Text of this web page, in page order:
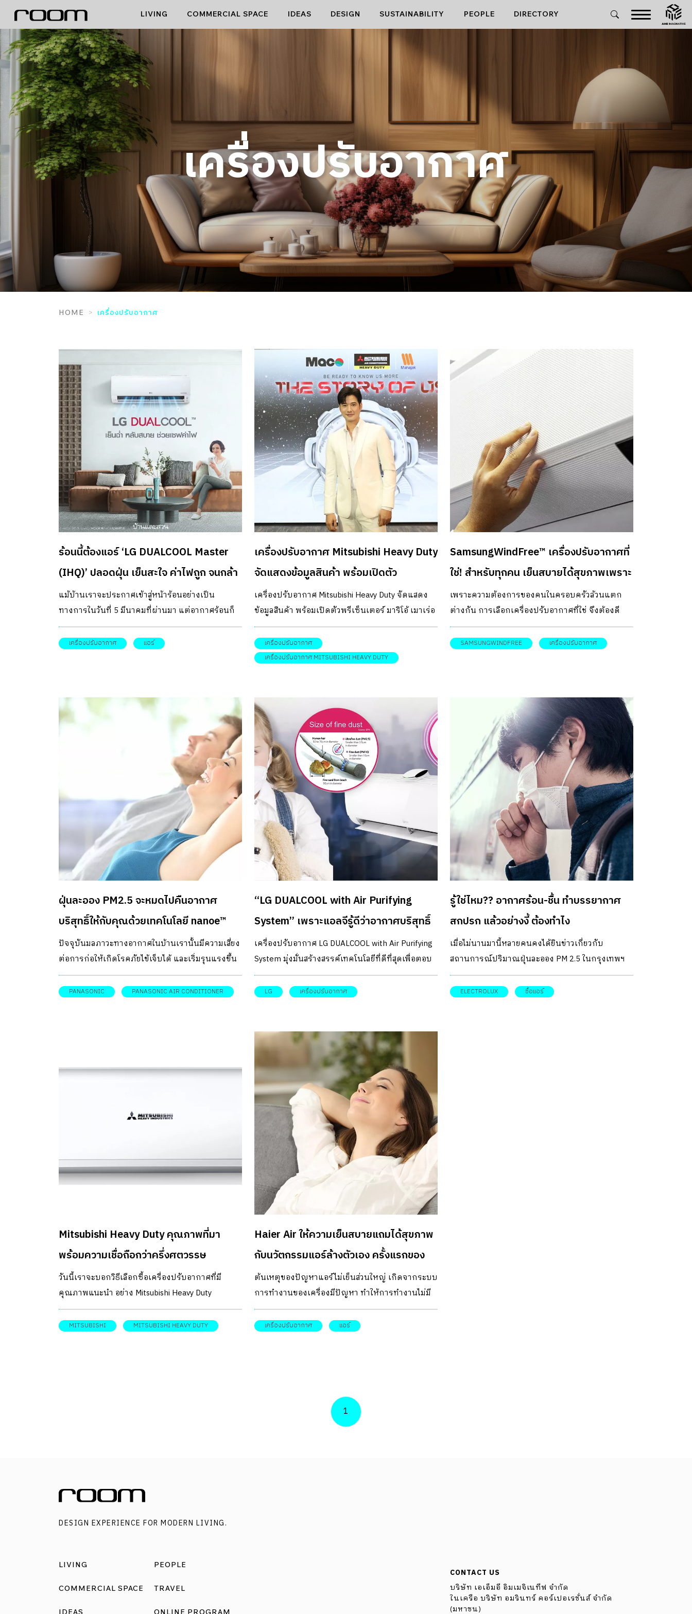
content
LIVING COMMERCIAL SPACE IDEAS DESIGN SUSTAINABILITY PEOPLE DIRECTORY
เครื่องปรับอากาศ
HOME เครื่องปรับอากาศ
ร้อนนี้ต้องแอร์ ‘LG DUALCOOL Master
(IHQ)’ ปลอดฝุ่น เย็นสะใจ ค่าไฟถูก จนกล้า
จ่ายให้ฟรี 3 เดือน!
แม้บ้านเราจะประกาศเข้าสู่หน้าร้อนอย่างเป็น
ทางการในวันที่ 5 มีนาคมที่ผ่านมา แต่อากาศร้อนก็
อยู่กับเราเกือบตลอดปี
เครื่องปรับอากาศ แอร์
เครื่องปรับอากาศ Mitsubishi Heavy Duty
จัดแสดงข้อมูลสินค้า พร้อมเปิดตัว
พรีเซ็นเตอร์ มาริโอ้ เมาเร่อ
เครื่องปรับอากาศ Mitsubishi Heavy Duty จัดแสดง
ข้อมูลสินค้า พร้อมเปิดตัวพรีเซ็นเตอร์ มาริโอ้ เมาเร่อ
ภายใต้ชื่องาน The story of us by Mitsubishi Heavy
Duty พร้อมสัมผัสกับเทคโนโลยีของเครื่องปรับอากาศ
Mitsubishi Heavy Duty และมาตรฐานด้านคุณภาพ
เครื่องปรับอากาศ
เครื่องปรับอากาศ MITSUBISHI HEAVY DUTY
SamsungWindFree™ เครื่องปรับอากาศที่
ใช่! สำหรับทุกคน เย็นสบายได้สุขภาพเพราะ
ลมไม่ปะทะตัว
เพราะความต้องการของคนในครอบครัวล้วนแตก
ต่างกัน การเลือกเครื่องปรับอากาศที่ใช่ จึงต้องดี
พร้อมรอบด้าน Samsung WindFree™ คือตัวเลือกแอร์
บ้านที่แตกต่างด้วยคุณสมบัติอันโดดเด่น ที่จะเข้ามา
เชื้อโรค แบคทีเรีย และสารก่อภูมิแพ้อย่างได้ผล จึง
มั่นใจได้ถึงอากาศในบ้านที่สะอาด ปลอดภัย เย็นสบาย
อย่างนุ่มนวล เพราะ Samsung WindFree™คือแอร์
บ้านที่มีเทคโนโลยีปล่อยลมเย็นผ่านรูขนาดเล็กกว่า
23,000 ช่องเกิดเป็นลมเย็นสบายไม่ปะทะตัว ดีต่อ
สุขภาพ โหมด WindFree™ ที่จะปรับอุณหภูมิเพื่อลด
การทำงานของเครื่องลง เมื่อเปิดใช้งานโหมด
WindFree™ จะกินไฟน้อยกว่าโหมด Fast Cooling มาก
ถึง 77% ทำให้คุณเย็นสบายได้อยู่เสมอโดยไม่ต้อง
กังวลเรื่องค่าไฟแต่อย่างใด เหมาะกับร้อนนี้ที่มี
ปริมาณการใช้แอร์เพิ่มขึ้น และเมื่อต้องการความเย็น
ทันใจระบบ AI Auto Cooling และ แอพลิเคชั่น
สมได้จากทุกที่ ทุกเวลาด้วย Smart Phone อีกด้วย
เพราะมากกว่าความพอใจ สิ่งสำคัญคือต้องสร้าง
อากาศบริสุทธิ์ให้ทุกคนในครอบครัว ยิ่งในวันที่PM 2.5
และโรคร้ายกระจายตัวอยู่ทั่วไป เครื่องปรับอากาศที่
กรองสิ่งไม่พึงประสงค์ได้อย่างหมดจด ช่วยสร้างบร
อากาศ Samsung […]
SAMSUNGWINDFREE เครื่องปรับอากาศ
ฝุ่นละออง PM2.5 จะหมดไปคืนอากาศ
บริสุทธิ์ให้กับคุณด้วยเทคโนโลยี nanoe™
ล่าสุดจากเครื่องปรับอากาศพานาโซนิค
ปัจจุบันมลภาวะทางอากาศในบ้านเรานั้นมีความเสี่ยง
ต่อการก่อให้เกิดโรคภัยไข้เจ็บได้ และเริ่มรุนแรงขึ้น
เรื่อยๆ สิ่งที่เรานั้นต้องเผชิญอยู่ตอนนี้คือปัญหาเรื่อง
“ฝุ่นละออง PM2.5” ที่มีปริมาณที่สูงเกินกว่าค่า
เป็นสาเหตุจากการที่มีการก่อสร้างที่เพิ่มมากขึ้นทำให้
เกิดจากการเผาไหม้ขยะเชื้อเพลิงต่างๆ จากโรงงาน
รวดเร็วในปัจจุบัน แล้วเราจะแก้ปัญหานี้ได้อย่างไร
ก่อนที่สุขภาพของเรานั้นจะเสียไปมากกว่านี้ มา
สำคัญ นั่นก็คือ เทคโนโลยี nanoe™ จะช่วยลดกลิ่นไม่
พึงประสงค์ ลดสิ่งปนเปื้อนภายในอาคาร ด้วยการ
ระบายหรือเติมอากาศบริสุทธิ์ที่ผ่านการกรองแล้ว อีก
ทั้งระบบนี้ยังช่วยในเรื่องของการควบคุมอุณหภูมิ
และความชื้นได้ดีอีกด้วย และช่วยยับยั้งการเจริญ
เติบโตของแบคทีเรียและไวรัสต่างๆ ที่เกิดขึ้นไม่ว่าจะ
เป็นจากสภาพแวดล้อมและมลภาวะทางอากาศอีกทั้ง
นี้ http://bit.ly/2CVVAFb ) Panasonic Air Conditioner
PANASONIC PANASONIC AIR CONDITIONER
“LG DUALCOOL with Air Purifying
System” เพราะแอลจีรู้ดีว่าอากาศบริสุทธิ์
เป็นสิ่งสำคัญ จึงใส่ใจทุกลมหายใจ
เครื่องปรับอากาศ LG DUALCOOL with Air Purifying
System มุ่งมั่นสร้างสรรค์เทคโนโลยีที่ดีที่สุดเพื่อตอบ
โจทย์ผู้ที่ต้องการใช้งานอย่างแท้จริง มาเปิด
ประสบการณ์สู่โลกใบใหม่ของความเย็นเพื่อสุขภาพที่
LG เครื่องปรับอากาศ
รู้ใช่ไหม?? อากาศร้อน-ชื้น ทำบรรยากาศ
สกปรก แล้วอย่างงี้ ต้องทำไง
เมื่อไม่นานมานี้หลายคนคงได้ยินข่าวเกี่ยวกับ
สถานการณ์ปริมาณฝุ่นละออง PM 2.5 ในกรุงเทพฯ
ELECTROLUX ซื้อแอร์
Mitsubishi Heavy Duty คุณภาพที่มา
พร้อมความเชื่อถือกว่าครึ่งศตวรรษ
วันนี้เราจะบอกวิธีเลือกซื้อเครื่องปรับอากาศที่มี
คุณภาพแนะนำ อย่าง Mitsubishi Heavy Duty
MITSUBISHI MITSUBISHI HEAVY DUTY
Haier Air ให้ความเย็นสบายแถมได้สุขภาพ
กับนวัตกรรมแอร์ล้างตัวเอง ครั้งแรกของ
โลก
ต้นเหตุของปัญหาแอร์ไม่เย็นส่วนใหญ่ เกิดจากระบบ
การทำงานของเครื่องมีปัญหา ทำให้การทำงานไม่มี
ประสิทธิภาพเท่าที่ควร บางครั้งเมื่อเราเปิดแอร์ใน
ห้องทิ้งไว้สักพักจะรู้สึกอึดอัด นั่นเพราะอากาศที่ออก
เครื่องปรับอากาศ แอร์
1
DESIGN EXPERIENCE FOR MODERN LIVING.
LIVING
COMMERCIAL SPACE
IDEAS
PEOPLE
TRAVEL
ONLINE PROGRAM
CONTACT US
บริษัท เอเอ็มอี อิมเมจิเนทีฟ จำกัด
ในเครือ บริษัท อมรินทร์ คอร์เปอเรชั่นส์ จำกัด
(มหาชน)